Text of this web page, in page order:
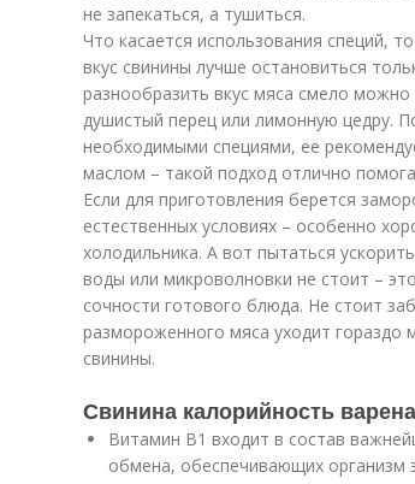
не запекаться, а тушиться.
Что касается использования специй,
вкус свинины лучше остановиться
разнообразить вкус мяса смело можно
душистый перец или лимонную цедру.
необходимыми специями, ее
маслом – такой подход отлично
Если для приготовления берется
естественных условиях – особенно
холодильника. А вот пытаться
воды или микроволновки не стоит –
сочности готового блюда. Не стоит
размороженного мяса уходит
свинины.
Свинина калорийность
Витамин В1 входит в состав
обмена, обеспечивающих организм